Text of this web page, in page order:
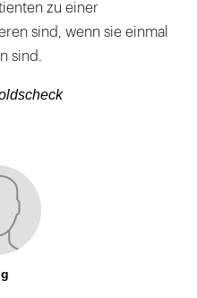
zu einer
sind, wenn sie einmal
sind.